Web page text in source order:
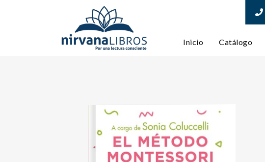
Inicio Catálogo